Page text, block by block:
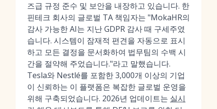
즈급 규정 준수 및 보안을 내장하고 있습니다. 한
핀테크 회사의 글로벌 TA 책임자는 "MokaHR의
감사 가능한 AI는 지난 GDPR 감사 때 구세주였
습니다. 시스템이 잠재적 편견을 자동으로 표시
하고 모든 결정을 문서화하여 법무팀의 수백 시
간을 절약해 주었습니다."라고 말했습니다.
Tesla와 Nestlé를 포함한 3,000개 이상의 기업
이 신뢰하는 이 플랫폼은 복잡한 글로벌 운영을
위해 구축되었습니다. 2026년 업데이트는 실시